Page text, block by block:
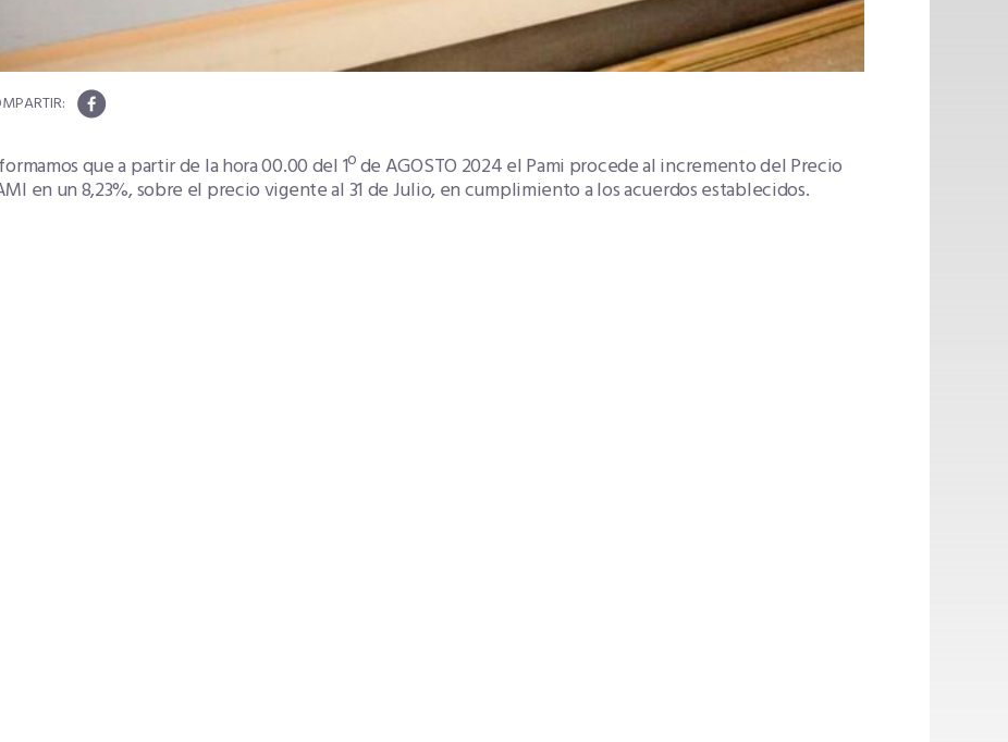
que a partir de la hora 00.00 del 1º de AGOSTO 2024 el Pami procede al incremento del Precio
en un 8,23%, sobre el precio vigente al 31 de Julio, en cumplimiento a los acuerdos establecidos.